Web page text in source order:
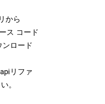
から
ス コード
ロード
リファ
。